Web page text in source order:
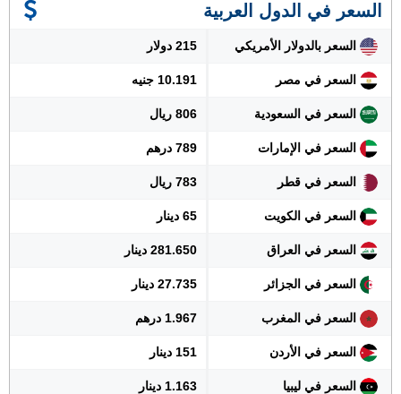
السعر في الدول العربية
السعر بالدولار الأمريكي 215 دولار
السعر في مصر 10.191 جنيه
السعر في السعودية 806 ريال
السعر في الإمارات 789 درهم
السعر في قطر 783 ريال
السعر في الكويت 65 دينار
السعر في العراق 281.650 دينار
السعر في الجزائر 27.735 دينار
السعر في المغرب 1.967 درهم
السعر في الأردن 151 دينار
السعر في ليبيا 1.163 دينار